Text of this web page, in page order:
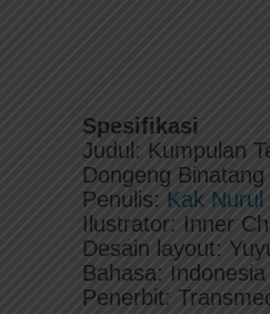
Spesifikasi
Judul: Kumpulan
Dongeng Binatang
Penulis: Kak Nurul
Ilustrator: Inner
Desain layout:
Bahasa: Indonesia
Penerbit: